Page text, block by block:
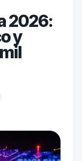
2026:
y